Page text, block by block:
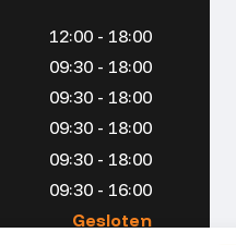
12:00 - 18:00
09:30 - 18:00
09:30 - 18:00
09:30 - 18:00
09:30 - 18:00
09:30 - 16:00
Gesloten